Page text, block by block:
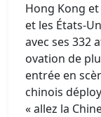
Hong Kong et
et les États-
avec ses 332
ovation de
entrée en
chinois
« allez la